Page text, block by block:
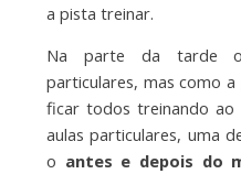
a pista treinar.
Na parte da tarde
particulares, mas como
ficar todos treinando ao
aulas particulares, uma
o antes e depois do